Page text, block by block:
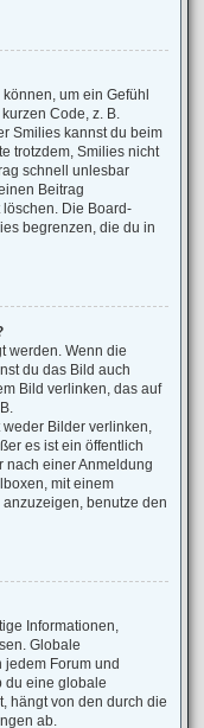
um ein Gefühl
Code, z. B.
Smilies kannst du beim
trotzdem, Smilies nicht
schnell unlesbar
Beitrag
Die Board-
begrenzen, die du in
werden. Wenn die
du das Bild auch
Bild verlinken, das auf
weder Bilder verlinken,
es ist ein öffentlich
nach einer Anmeldung
mit einem
benutze den
Informationen,
Globale
Forum und
du eine globale
hängt von den durch die
ab.